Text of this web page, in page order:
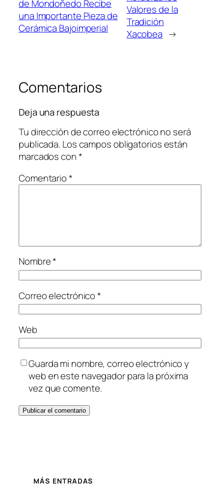
de Mondoñedo Recibe
una Importante Pieza de
Cerámica Bajoimperial
Valores de la
Tradición
Xacobea →
Comentarios
Deja una respuesta
Tu dirección de correo electrónico no será
publicada. Los campos obligatorios están
marcados con*
Comentario*
Nombre*
Correo electrónico*
Web
Guarda mi nombre, correo electrónico y
web en este navegador para la próxima
vez que comente.
MÁS ENTRADAS